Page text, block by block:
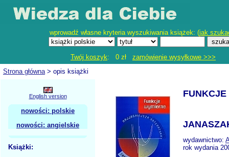
wprowadź własne kryteria wyszukiwania książek: (jak
Twój koszyk: 0 zł zamówienie wysyłkowe >>>
Strona główna> opis książki
English version
nowości: polskie
nowości: angielskie
Książki:
FUNKCJE
wydawnictwo:
rok wydania